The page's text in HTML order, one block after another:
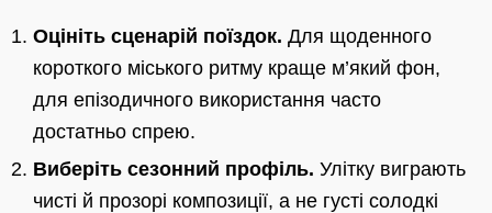
Оцініть сценарій поїздок. Для щоденного
короткого міського ритму краще м’який фон,
для епізодичного використання часто
достатньо спрею.
Виберіть сезонний профіль. Улітку виграють
чисті й прозорі композиції, а не густі солодкі